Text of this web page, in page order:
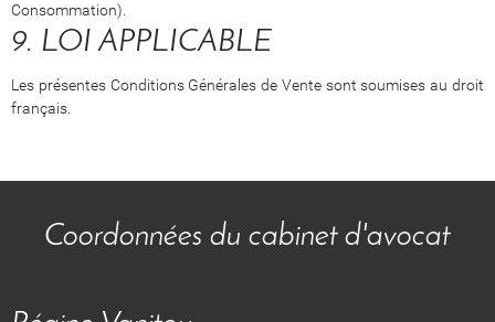
Consommation).
9. LOI APPLICABLE
Les présentes Conditions Générales de Vente sont soumises au droit
français.
Coordonnées du cabinet d'avocat